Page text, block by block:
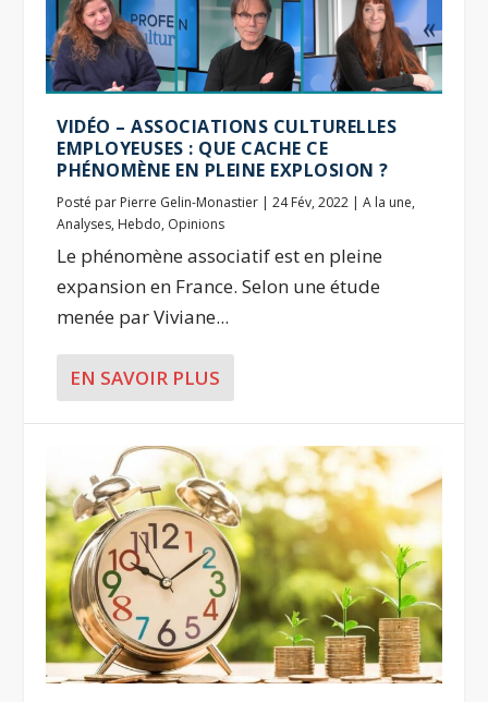
VIDÉO – ASSOCIATIONS CULTURELLES
EMPLOYEUSES : QUE CACHE CE
PHÉNOMÈNE EN PLEINE EXPLOSION ?
Posté par Pierre Gelin-Monastier |24 Fév, 2022 |A la une,
Analyses, Hebdo, Opinions
Le phénomène associatif est en pleine
expansion en France. Selon une étude
menée par Viviane...
EN SAVOIR PLUS